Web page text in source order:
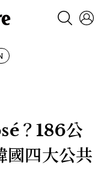
？186公
國四大公共